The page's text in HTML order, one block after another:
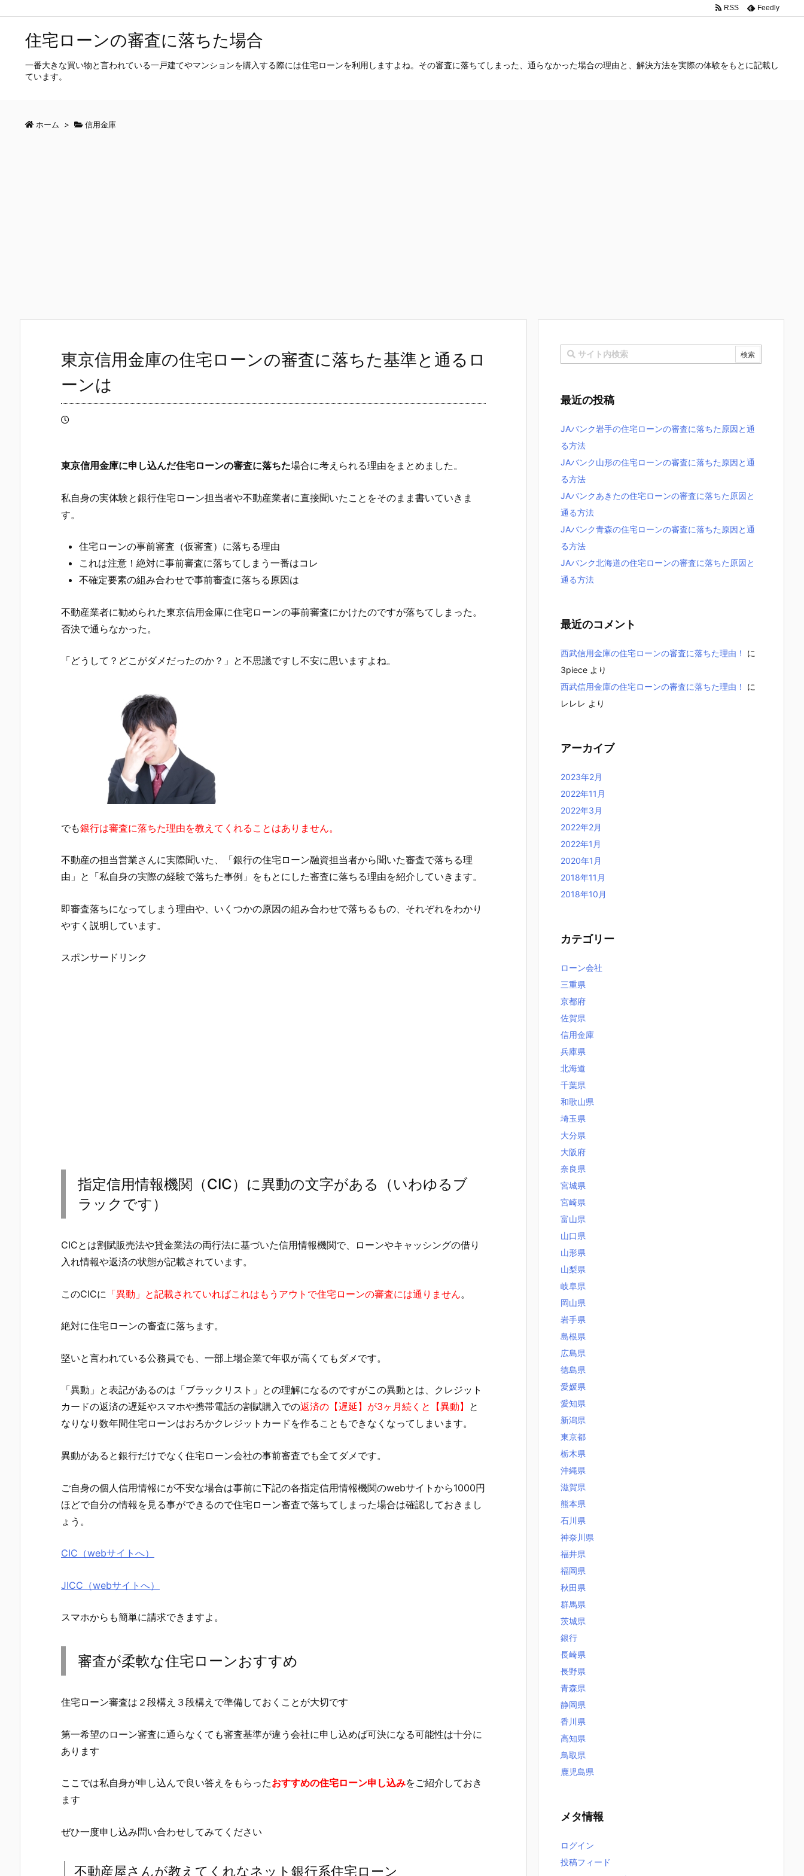
RSS Feedly
住宅ローンの審査に落ちた場合
一番大きな買い物と言われている一戸建てやマンションを購入する際には住宅ローンを利用しますよね。その審査に落ちてしまった、通らなかった場合の理由と、解決方法を実際の体験をもとに記載し
ています。
ホーム > 信用金庫
東京信用金庫の住宅ローンの審査に落ちた基準と通るロ
ーンは
東京信用金庫に申し込んだ住宅ローンの審査に落ちた場合に考えられる理由をまとめました。
私自身の実体験と銀行住宅ローン担当者や不動産業者に直接聞いたことをそのまま書いていきま
す。
住宅ローンの事前審査（仮審査）に落ちる理由
これは注意！絶対に事前審査に落ちてしまう一番はコレ
不確定要素の組み合わせで事前審査に落ちる原因は
不動産業者に勧められた東京信用金庫に住宅ローンの事前審査にかけたのですが落ちてしまった。
否決で通らなかった。
「どうして？どこがダメだったのか？」と不思議ですし不安に思いますよね。
でも銀行は審査に落ちた理由を教えてくれることはありません。
不動産の担当営業さんに実際聞いた、「銀行の住宅ローン融資担当者から聞いた審査で落ちる理
由」と「私自身の実際の経験で落ちた事例」をもとにした審査に落ちる理由を紹介していきます。
即審査落ちになってしまう理由や、いくつかの原因の組み合わせで落ちるもの、それぞれをわかり
やすく説明しています。
スポンサードリンク
指定信用情報機関（CIC）に異動の文字がある（いわゆるブ
ラックです）
CICとは割賦販売法や貸金業法の両行法に基づいた信用情報機関で、ローンやキャッシングの借り
入れ情報や返済の状態が記載されています。
このCICに 「異動」と記載されていればこれはもうアウトで住宅ローンの審査には通りません。
絶対に住宅ローンの審査に落ちます。
堅いと言われている公務員でも、一部上場企業で年収が高くてもダメです。
「異動」と表記があるのは「ブラックリスト」との理解になるのですがこの異動とは、クレジット
カードの返済の遅延やスマホや携帯電話の割賦購入での返済の【遅延】が3ヶ月続くと【異動】 と
なりなり数年間住宅ローンはおろかクレジットカードを作ることもできなくなってしまいます。
異動があると銀行だけでなく住宅ローン会社の事前審査でも全てダメです。
ご自身の個人信用情報にが不安な場合は事前に下記の各指定信用情報機関のwebサイトから1000円
ほどで自分の情報を見る事ができるので住宅ローン審査で落ちてしまった場合は確認しておきまし
ょう。
CIC（webサイトへ）
JICC（webサイトへ）
スマホからも簡単に請求できますよ。
審査が柔軟な住宅ローンおすすめ
住宅ローン審査は２段構え３段構えで準備しておくことが大切です
第一希望のローン審査に通らなくても審査基準が違う会社に申し込めば可決になる可能性は十分に
あります
ここでは私自身が申し込んで良い答えをもらったおすすめの住宅ローン申し込みをご紹介しておき
ます
ぜひ一度申し込み問い合わせしてみてください
不動産屋さんが教えてくれなネット銀行系住宅ローン
最近の投稿
JAバンク岩手の住宅ローンの審査に落ちた原因と通
る方法
JAバンク山形の住宅ローンの審査に落ちた原因と通
る方法
JAバンクあきたの住宅ローンの審査に落ちた原因と
通る方法
JAバンク青森の住宅ローンの審査に落ちた原因と通
る方法
JAバンク北海道の住宅ローンの審査に落ちた原因と
通る方法
最近のコメント
西武信用金庫の住宅ローンの審査に落ちた理由！
に
3piece より
西武信用金庫の住宅ローンの審査に落ちた理由！
に
レレレ より
アーカイブ
2023年2月
2022年11月
2022年3月
2022年2月
2022年1月
2020年1月
2018年11月
2018年10月
カテゴリー
ローン会社
三重県
京都府
佐賀県
信用金庫
兵庫県
北海道
千葉県
和歌山県
埼玉県
大分県
大阪府
奈良県
宮城県
宮崎県
富山県
山口県
山形県
山梨県
岐阜県
岡山県
岩手県
島根県
広島県
徳島県
愛媛県
愛知県
新潟県
東京都
栃木県
沖縄県
滋賀県
熊本県
石川県
神奈川県
福井県
福岡県
秋田県
群馬県
茨城県
銀行
長崎県
長野県
青森県
静岡県
香川県
高知県
鳥取県
鹿児島県
メタ情報
ログイン
投稿フィード